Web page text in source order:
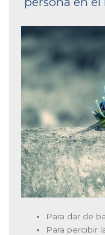
Para dar de
Para percibir